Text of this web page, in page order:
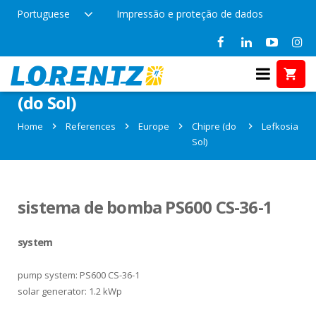
Portuguese Impressão e proteção de dados
References in Lefkosia, Chipre
(do Sol)
Home References Europe
Chipre (do
Sol)
Lefkosia
sistema de bomba PS600 CS-36-1
system
pump system: PS600 CS-36-1
solar generator: 1.2 kWp